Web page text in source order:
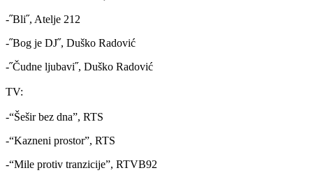
-˝Bli˝, Atelje 212
-˝Bog je DJ˝, Duško Radović
-˝Čudne ljubavi˝, Duško Radović
TV:
-“Šešir bez dna”, RTS
-“Kazneni prostor”, RTS
-“Mile protiv tranzicije”, RTVB92